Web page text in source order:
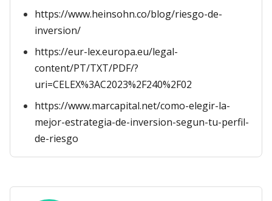
https://www.heinsohn.co/blog/riesgo-de-
inversion/
https://eur-lex.europa.eu/legal-
content/PT/TXT/PDF/?
uri=CELEX%3AC2023%2F240%2F02
https://www.marcapital.net/como-elegir-la-
mejor-estrategia-de-inversion-segun-tu-perfil-
de-riesgo